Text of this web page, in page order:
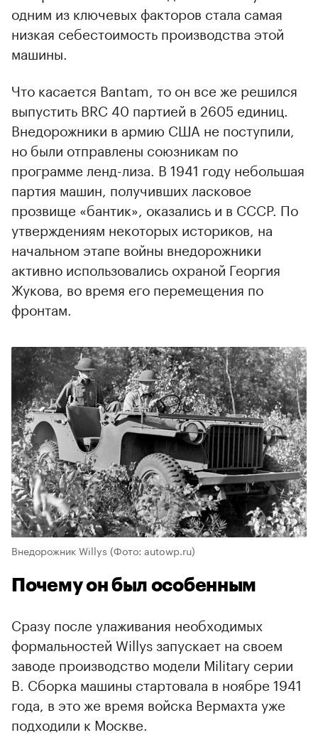
одним из ключевых факторов стала самая
низкая себестоимость производства этой
машины.
Что касается Bantam, то он все же решился
выпустить BRC 40 партией в 2605 единиц.
Внедорожники в армию США не поступили,
но были отправлены союзникам по
программе ленд-лиза. В 1941 году небольшая
партия машин, получивших ласковое
прозвище «бантик», оказались и в СССР. По
утверждениям некоторых историков, на
начальном этапе войны внедорожники
активно использовались охраной Георгия
Жукова, во время его перемещения по
фронтам.
Внедорожник Willys (Фото: autowp.ru)
Почему он был особенным
Сразу после улаживания необходимых
формальностей Willys запускает на своем
заводе производство модели Military серии
В. Сборка машины стартовала в ноябре 1941
года, в это же время войска Вермахта уже
подходили к Москве.